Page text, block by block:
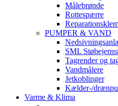
Målebrønde
Rottespærre
PUMPER & VAND
SML
Tagrender og
Vandmålere
Jetkoblinger
Kælder-/
Varme & Klima